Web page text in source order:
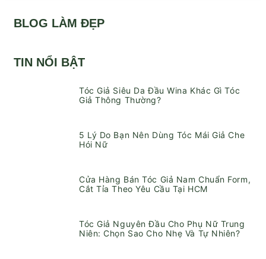
BLOG LÀM ĐẸP
TIN NỔI BẬT
Tóc Giả Siêu Da Đầu Wina Khác Gì Tóc
Giả Thông Thường?
5 Lý Do Bạn Nên Dùng Tóc Mái Giả Che
Hói Nữ
Cửa Hàng Bán Tóc Giả Nam Chuẩn Form,
Cắt Tỉa Theo Yêu Cầu Tại HCM
Tóc Giả Nguyên Đầu Cho Phụ Nữ Trung
Niên: Chọn Sao Cho Nhẹ Và Tự Nhiên?